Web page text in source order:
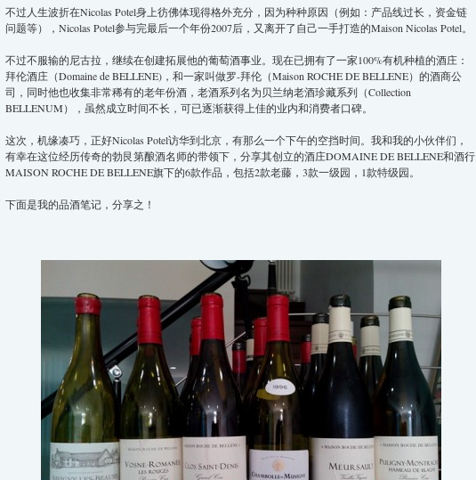
不过人生波折在Nicolas Potel身上彷佛体现得格外充分，因为种种原因（例如：产品线过长，资金链
问题等），Nicolas Potel参与完最后一个年份2007后，又离开了自己一手打造的Maison Nicolas Potel。
不过不服输的尼古拉，继续在创建拓展他的葡萄酒事业。现在已拥有了一家100%有机种植的酒庄：
拜伦酒庄（Domaine de BELLENE)，和一家叫做罗-拜伦（Maison ROCHE DE BELLENE）的酒商公
司，同时他也收集非常稀有的老年份酒，老酒系列名为贝兰纳老酒珍藏系列（Collection
BELLENUM），虽然成立时间不长，可已逐渐获得上佳的业内和消费者口碑。
这次，机缘凑巧，正好Nicolas Potel访华到北京，有那么一个下午的空挡时间。我和我的小伙伴们，
有幸在这位经历传奇的勃艮第酿酒名师的带领下，分享其创立的酒庄DOMAINE DE BELLENE和酒行
MAISON ROCHE DE BELLENE旗下的6款作品，包括2款老藤，3款一级园，1款特级园。
下面是我的品酒笔记，分享之！